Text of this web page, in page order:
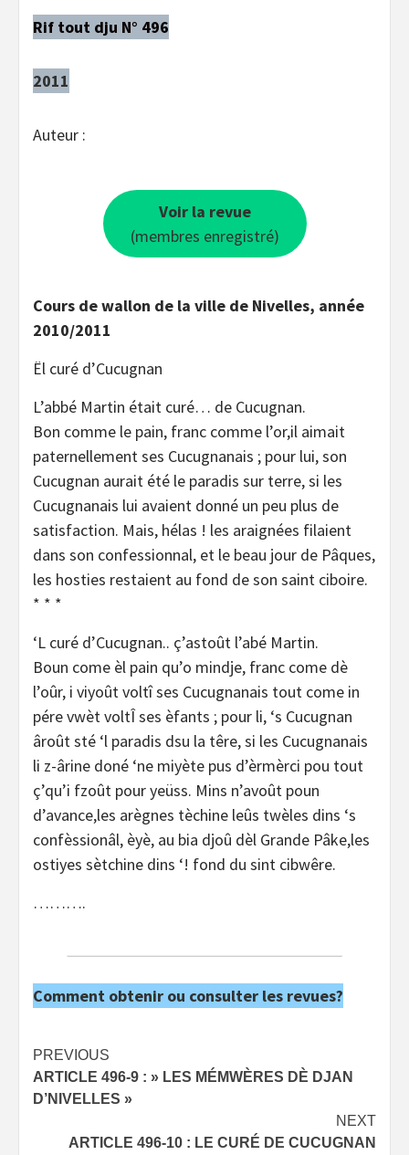
Rif tout dju N° 496
2011
Auteur :
Voir la revue
(membres enregistré)
Cours de wallon de la ville de Nivelles, année
2010/2011
Ël curé d’Cucugnan
L’abbé Martin était curé… de Cucugnan.
Bon comme le pain, franc comme l’or,il aimait
paternellement ses Cucugnanais ; pour lui, son
Cucugnan aurait été le paradis sur terre, si les
Cucugnanais lui avaient donné un peu plus de
satisfaction. Mais, hélas ! les araignées filaient
dans son confessionnal, et le beau jour de Pâques,
les hosties restaient au fond de son saint ciboire.
* * *
‘L curé d’Cucugnan.. ç’astoût l’abé Martin.
Boun come èl pain qu’o mindje, franc come dè
l’oûr, i viyoût voltî ses Cucugnanais tout come in
pére vwèt voltÎ ses èfants ; pour li, ‘s Cucugnan
âroût sté ‘l paradis dsu la têre, si les Cucugnanais
li z-ârine doné ‘ne miyète pus d’èrmèrci pou tout
ç’qu’i fzoût pour yeüss. Mins n’avoût poun
d’avance,les arègnes tèchine leûs twèles dins ‘s
confèssionâl, èyè, au bia djoû dèl Grande Pâke,les
ostiyes sètchine dins ‘! fond du sint cibwêre.
……….
Comment obtenir ou consulter les revues?
Post
navigation
PREVIOUS
ARTICLE 496-9 : » LES MÉMWÈRES DÈ DJAN
D’NIVELLES »
NEXT
ARTICLE 496-10 : LE CURÉ DE CUCUGNAN